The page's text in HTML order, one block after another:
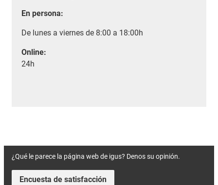
En persona:
De lunes a viernes de 8:00 a 18:00h
Online:
24h
¿Qué le parece la página web de igus? Denos su opinión.
Encuesta de satisfacción